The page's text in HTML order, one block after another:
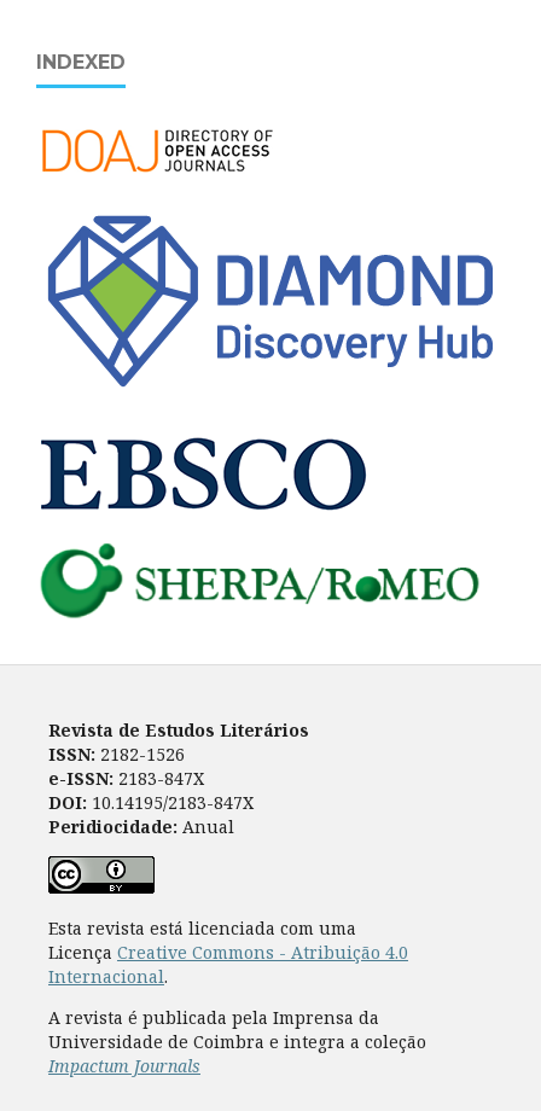
INDEXED
Revista de Estudos Literários
ISSN: 2182-1526
e-ISSN: 2183-847X
DOI: 10.14195/2183-847X
Peridiocidade: Anual
Esta revista está licenciada com uma
Licença Creative Commons - Atribuição 4.0
Internacional.
A revista é publicada pela Imprensa da
Universidade de Coimbra e integra a coleção
Impactum Journals